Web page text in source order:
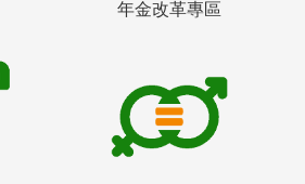
年金改革專區